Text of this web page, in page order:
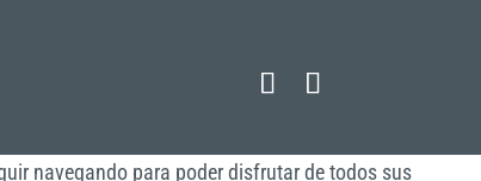
navegando para poder disfrutar de todos sus